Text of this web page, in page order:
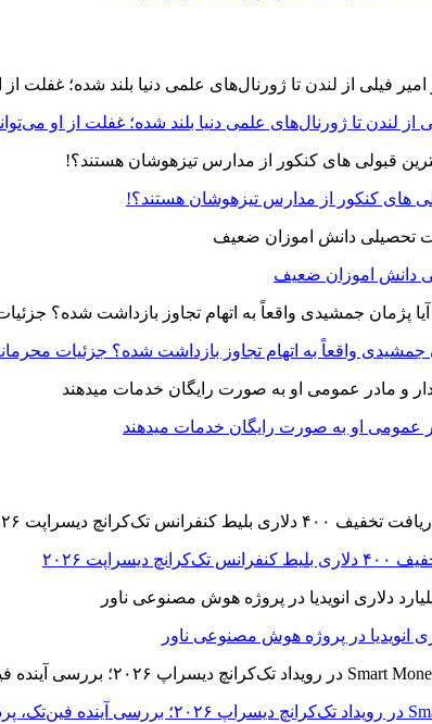
لندن تا ژورنال‌های علمی دنیا بلند شده؛ غفلت از او
های کنکور از مدارس تیزهوشان هستند؟!
دانش اموزان ضعیف
جمشیدی واقعاً به اتهام تجاوز بازداشت شده؟ جزئیات
عمومی او به صورت رایگان خدمات میدهند
۲۰۲۶